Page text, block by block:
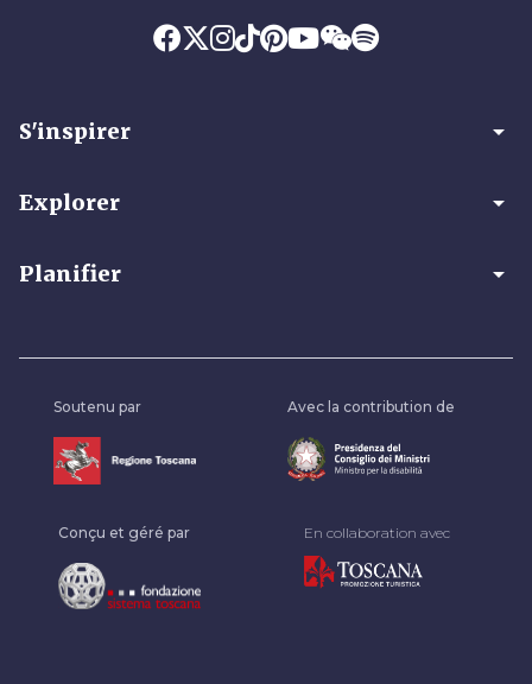
S'inspirer arrow_drop_down
Explorer arrow_drop_down
Planifier arrow_drop_down
Soutenu par Avec la contribution de
Conçu et géré par En collaboration avec